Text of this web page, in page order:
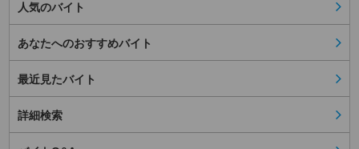
人気のバイト
あなたへのおすすめバイト
最近見たバイト
詳細検索